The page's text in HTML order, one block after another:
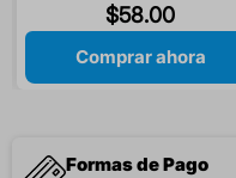
$58.00
Comprar ahora
Formas de Pago